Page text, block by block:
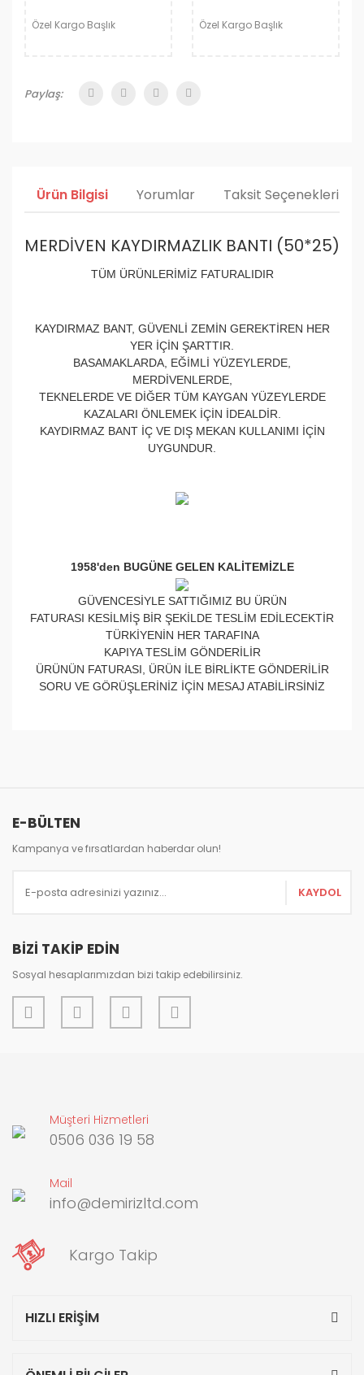
Özel Kargo Başlık Özel Kargo Başlık
Paylaş:
Ürün Bilgisi Yorumlar Taksit Seçenekleri
MERDİVEN KAYDIRMAZLIK BANTI (50*25)
TÜM ÜRÜNLERİMİZ FATURALIDIR
KAYDIRMAZ BANT, GÜVENLİ ZEMİN GEREKTİREN HER
YER İÇİN ŞARTTIR.
BASAMAKLARDA, EĞİMLİ YÜZEYLERDE,
MERDİVENLERDE,
TEKNELERDE VE DİĞER TÜM KAYGAN YÜZEYLERDE
KAZALARI ÖNLEMEK İÇİN İDEALDİR.
KAYDIRMAZ BANT İÇ VE DIŞ MEKAN KULLANIMI İÇİN
UYGUNDUR.
1958'den BUGÜNE GELEN KALİTEMİZLE
GÜVENCESİYLE SATTIĞIMIZ BU ÜRÜN
FATURASI KESİLMİŞ BİR ŞEKİLDE TESLİM EDİLECEKTİR
TÜRKİYENİN HER TARAFINA
KAPIYA TESLİM GÖNDERİLİR
ÜRÜNÜN FATURASI, ÜRÜN İLE BİRLİKTE GÖNDERİLİR
SORU VE GÖRÜŞLERİNİZ İÇİN MESAJ ATABİLİRSİNİZ
Ürün resmi kalitesiz, bozuk veya görüntülenemiyor.
Ürün açıklamasında eksik bilgiler bulunuyor.
Ürün fiyatı diğer sitelerden daha pahalı.
Gönder
E-BÜLTEN
Kampanya ve fırsatlardan haberdar olun!
KAYDOL
BİZİ TAKİP EDİN
Sosyal hesaplarımızdan bizi takip edebilirsiniz.
Müşteri Hizmetleri
0506 036 19 58
Mail
info@demirizltd.com
Kargo Takip
HIZLI ERİŞİM